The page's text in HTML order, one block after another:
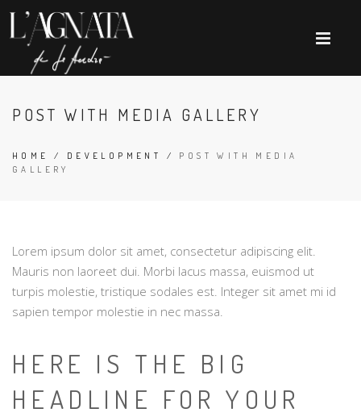
POST WITH MEDIA GALLERY
HOME / DEVELOPMENT / POST WITH MEDIA
GALLERY
Lorem ipsum dolor sit amet, consectetur adipiscing elit.
Mauris non laoreet dui. Morbi lacus massa, euismod ut
turpis molestie, tristique sodales est. Integer sit amet mi id
sapien tempor molestie in nec massa.
HERE IS THE BIG
HEADLINE FOR YOUR